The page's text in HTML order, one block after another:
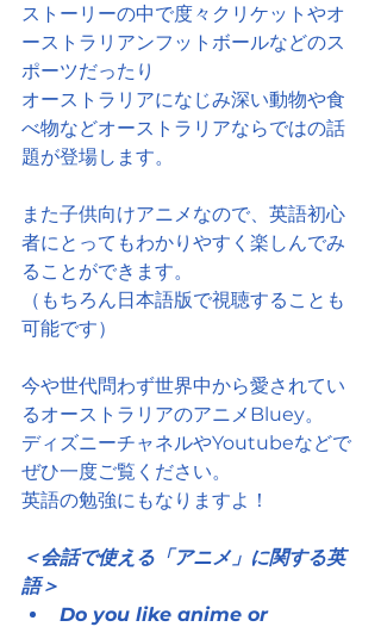
ストーリーの中で度々クリケットやオ
ーストラリアンフットボールなどのス
ポーツだったり
オーストラリアになじみ深い動物や食
べ物などオーストラリアならではの話
題が登場します。
また子供向けアニメなので、英語初心
者にとってもわかりやすく楽しんでみ
ることができます。
（もちろん日本語版で視聴することも
可能です）
今や世代問わず世界中から愛されてい
るオーストラリアのアニメBluey。
ディズニーチャネルやYoutubeなどで
ぜひ一度ご覧ください。
英語の勉強にもなりますよ！
＜会話で使える「アニメ」に関する英
語＞
Do you like anime or